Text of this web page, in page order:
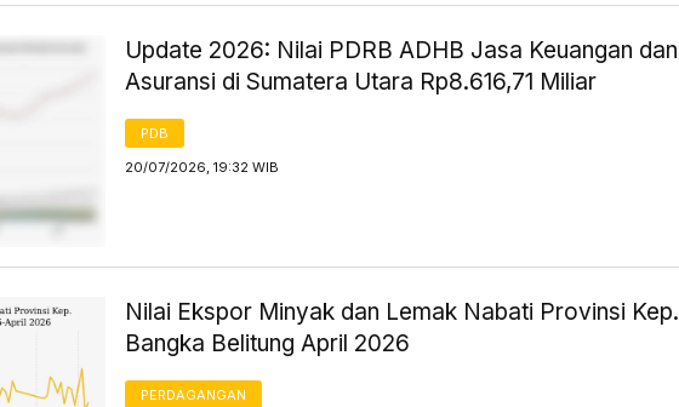
Update 2026: Nilai PDRB ADHB Jasa Keuangan dan
Asuransi di Sumatera Utara Rp8.616,71 Miliar
PDB
20/07/2026, 19:32 WIB
Nilai Ekspor Minyak dan Lemak Nabati Provinsi Kep.
Bangka Belitung April 2026
PERDAGANGAN